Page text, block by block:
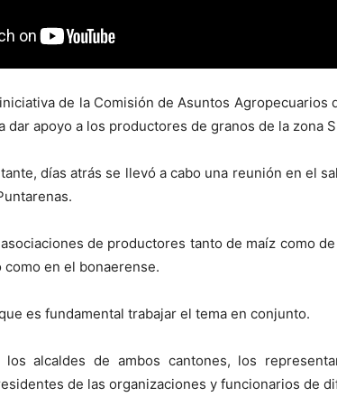
de la Comisión de Asuntos Agropecuarios
dar apoyo a los productores de granos de la zona
días atrás se llevó a cabo una reunión en el
de productores tanto de maíz como
en el bonaerense.
es fundamental trabajar el tema en conjunto.
alcaldes de ambos cantones, los
de las organizaciones y funcionarios de